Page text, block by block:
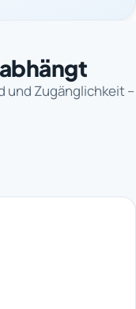
und Zugänglichkeit –